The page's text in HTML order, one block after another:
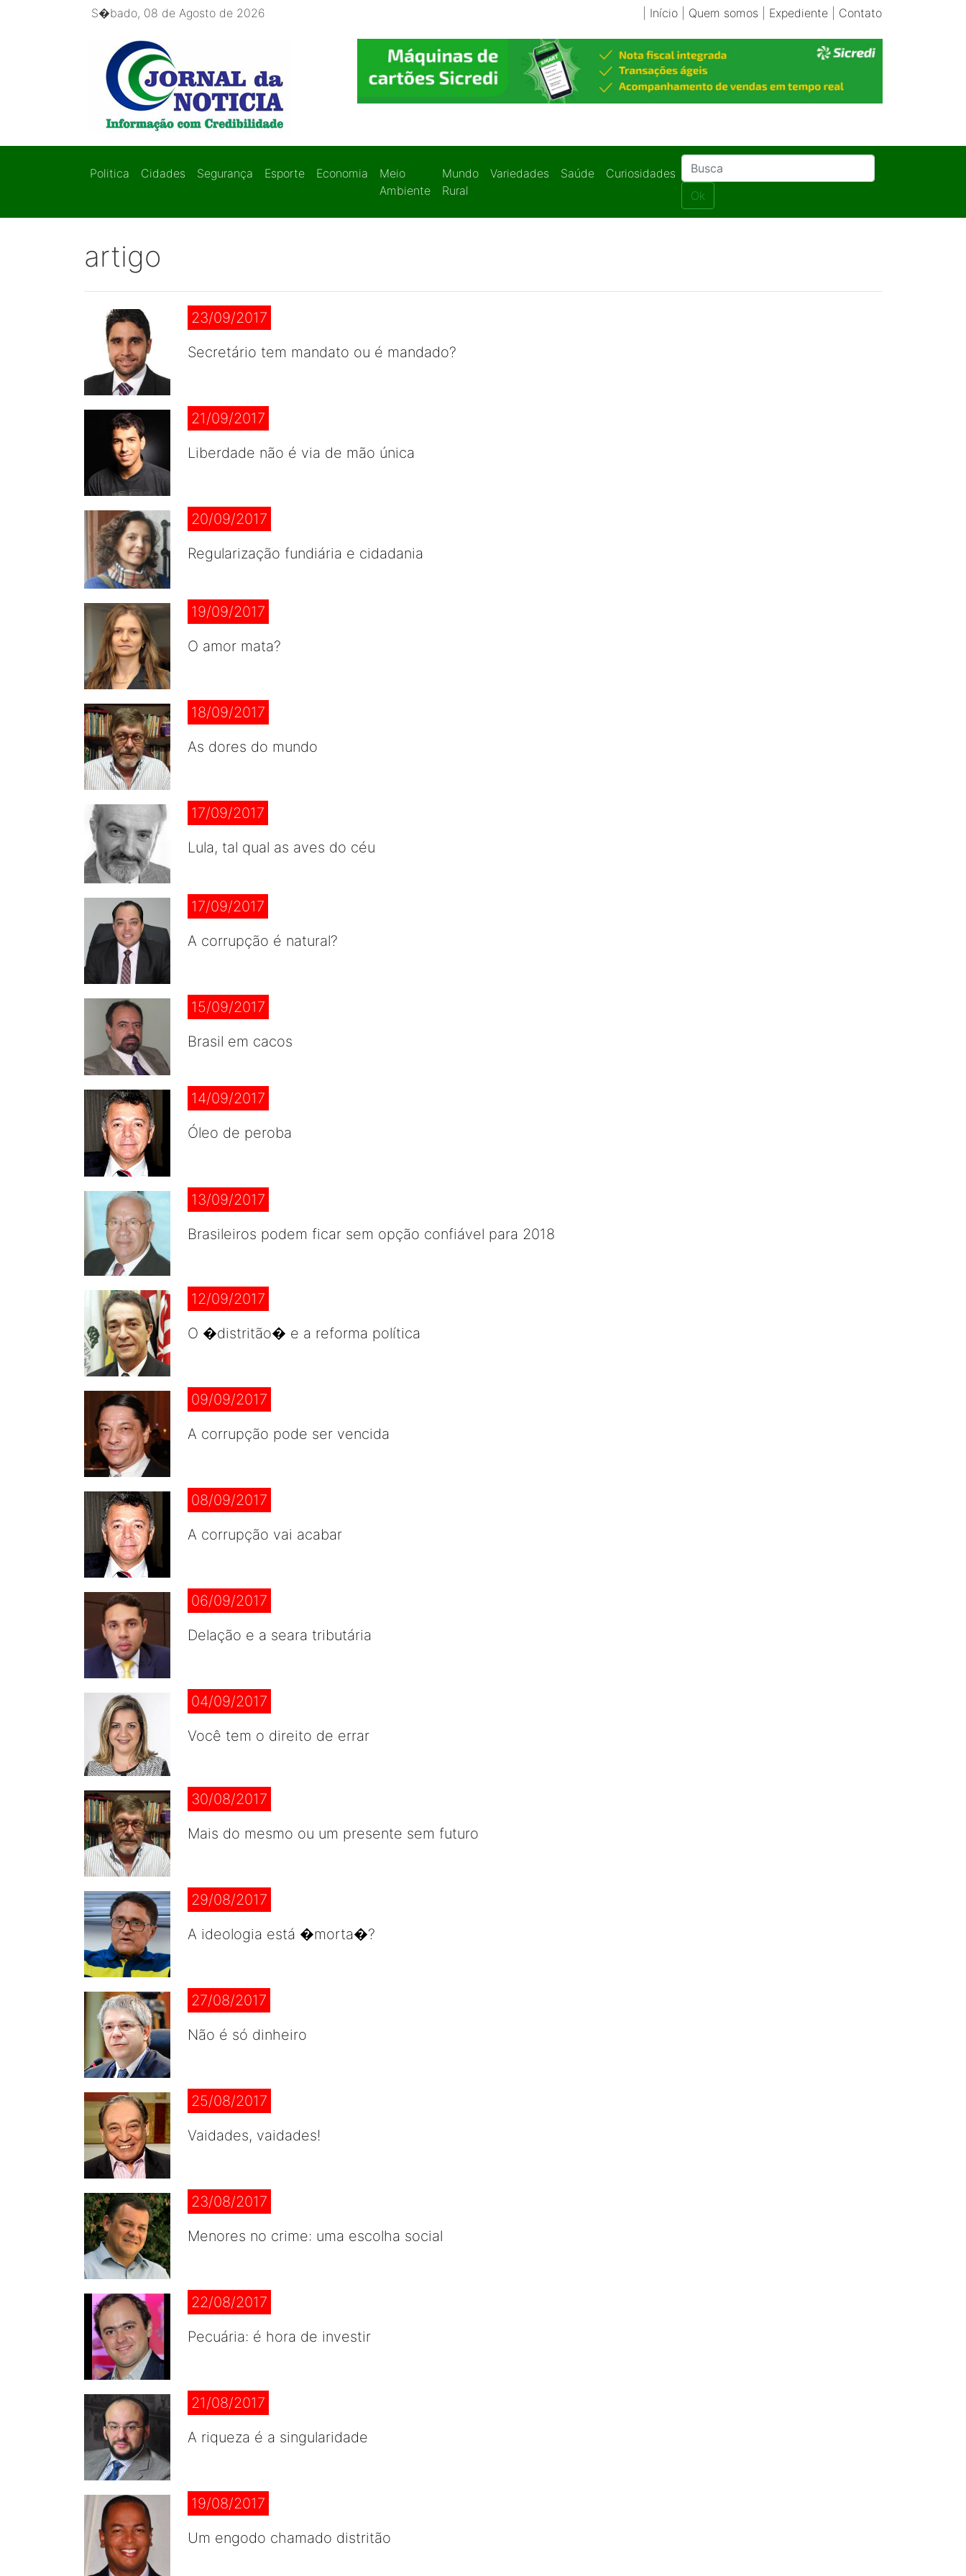
S�bado, 08 de Agosto de 2026 Início| Quem somos Expediente| Contato
Politica Cidades Segurança Esporte Economia
Meio
Ambiente
Mundo
Rural
Variedades Saúde
Curiosidades
Ok
artigo
23/09/2017
Secretário tem mandato ou é mandado?
21/09/2017
Liberdade não é via de mão única
20/09/2017
Regularização fundiária e cidadania
19/09/2017
O amor mata?
18/09/2017
As dores do mundo
17/09/2017
Lula, tal qual as aves do céu
17/09/2017
A corrupção é natural?
15/09/2017
Brasil em cacos
14/09/2017
Óleo de peroba
13/09/2017
Brasileiros podem ficar sem opção confiável para 2018
12/09/2017
O �distritão� e a reforma política
09/09/2017
A corrupção pode ser vencida
08/09/2017
A corrupção vai acabar
06/09/2017
Delação e a seara tributária
04/09/2017
Você tem o direito de errar
30/08/2017
Mais do mesmo ou um presente sem futuro
29/08/2017
A ideologia está �morta�?
27/08/2017
Não é só dinheiro
25/08/2017
Vaidades, vaidades!
23/08/2017
Menores no crime: uma escolha social
22/08/2017
Pecuária: é hora de investir
21/08/2017
A riqueza é a singularidade
19/08/2017
Um engodo chamado distritão